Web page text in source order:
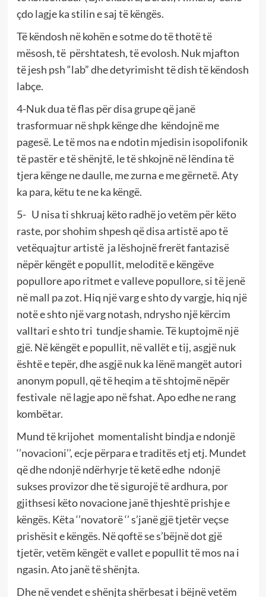
çdo lagje ka stilin e saj të këngës.
Të këndosh në kohën e sotme do të thotë të
mësosh, të përshtatesh, të evolosh. Nuk mjafton
të jesh psh “lab” dhe detyrimisht të dish të këndosh
labçe.
4-Nuk dua të flas për disa grupe që janë
trasformuar në shpk kënge dhe këndojnë me
pagesë. Le të mos na e ndotin mjedisin isopolifonik
të pastër e të shënjtë, le të shkojnë në lëndina të
tjera kënge ne daulle, me zurna e me gërnetë. Aty
ka para, këtu te ne ka këngë.
5- U nisa ti shkruaj këto radhë jo vetëm për këto
raste, por shohim shpesh që disa artistë apo të
vetëquajtur artistë ja lëshojnë frerët fantazisë
nëpër këngët e popullit, meloditë e këngëve
popullore apo ritmet e valleve popullore, si të jenë
në mall pa zot. Hiq një varg e shto dy vargje, hiq një
notë e shto një varg notash, ndrysho një kërcim
valltari e shto tri tundje shamie. Të kuptojmë një
gjë. Në këngët e popullit, në vallët e tij, asgjë nuk
është e tepër, dhe asgjë nuk ka lënë mangët autori
anonym popull, që të heqim a të shtojmë nëpër
festivale në lagje apo në fshat. Apo edhe ne rang
kombëtar.
Mund të krijohet momentalisht bindja e ndonjë
‘’novacioni’’, ecje përpara e traditës etj etj. Mundet
që dhe ndonjë ndërhyrje të ketë edhe ndonjë
sukses provizor dhe të sigurojë të ardhura, por
gjithsesi këto novacione janë thjeshtë prishje e
këngës. Këta ‘’novatorë ‘’ s’janë gjë tjetër veçse
prishësit e këngës. Në qoftë se s’bëjnë dot gjë
tjetër, vetëm këngët e vallet e popullit të mos na i
ngasin. Ato janë të shënjta.
Dhe në vendet e shënjta shërbesat i bëjnë vetëm